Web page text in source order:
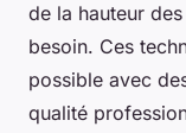
de la hauteur
besoin. Ces
possible avec
qualité